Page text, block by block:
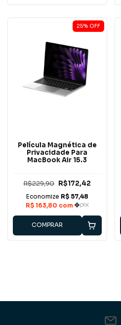
25% OFF
Película Magnética de
Privacidade Para
MacBook Air 15.3
R$229,90 R$172,42
COMPRAR